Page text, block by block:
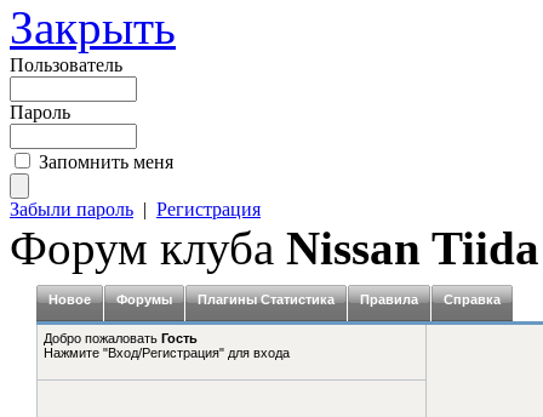
Закрыть
Пользователь
Пароль
Запомнить меня
Забыли пароль | Регистрация
Форум клуба Nissan Tiida
Новое Форумы Плагины Статистика Правила Справка
Добро пожаловать Гость
Нажмите "Вход/Регистрация" для входа